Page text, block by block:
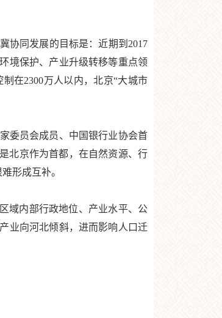
同发展的目标是：近期到2017
境保护、产业升级转移等重点领
在2300万人以内，北京“大城市
委员会成员、中国银行业协会首
北京作为首都，在自然资源、行
形成互补。
域内部行政地位、产业水平、公
业向河北倾斜，进而影响人口迁